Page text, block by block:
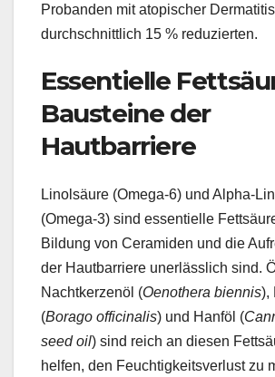
Probanden mit atopischer
durchschnittlich 15 % reduzierten.
Essentielle
Bausteine der
Hautbarriere
Linolsäure (Omega-6) und Alpha-
(Omega-3) sind essentielle
Bildung von Ceramiden und die
der Hautbarriere unerlässlich sind.
Nachtkerzenöl (Oenothera biennis),
(Borago officinalis) und Hanföl (
seed oil) sind reich an diesen
helfen, den Feuchtigkeitsverlust zu